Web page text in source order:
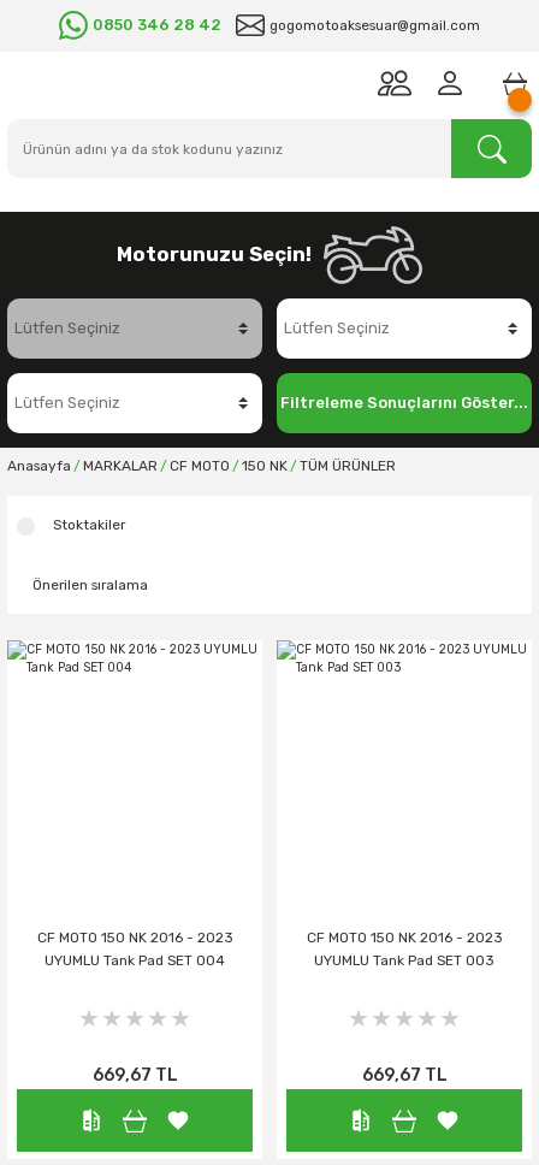
0850 346 28 42 gogomotoaksesuar@gmail.com
Motorunuzu Seçin!
Filtreleme Sonuçlarını Göster...
Anasayfa MARKALAR CF MOTO 150 NK TÜM ÜRÜNLER
Stoktakiler
CF MOTO 150 NK 2016 - 2023
UYUMLU Tank Pad SET 004
669,67 TL
CF MOTO 150 NK 2016 - 2023
UYUMLU Tank Pad SET 003
669,67 TL